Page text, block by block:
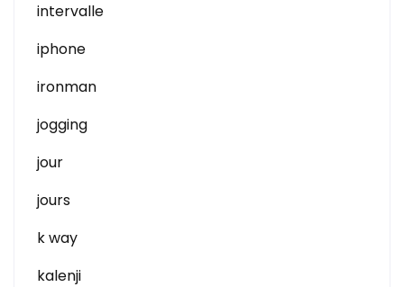
intervalle
iphone
ironman
jogging
jour
jours
k way
kalenji